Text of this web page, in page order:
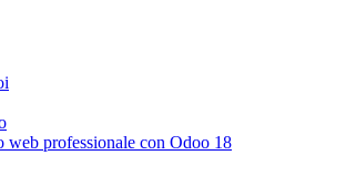
web professionale con Odoo 18